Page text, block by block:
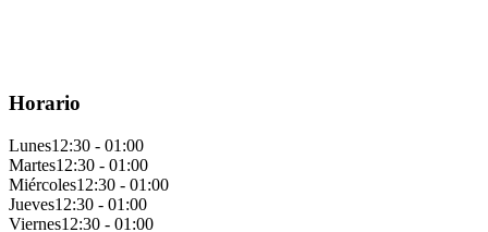
Horario
Lunes12:30 - 01:00
Martes12:30 - 01:00
Miércoles12:30 - 01:00
Jueves12:30 - 01:00
Viernes12:30 - 01:00